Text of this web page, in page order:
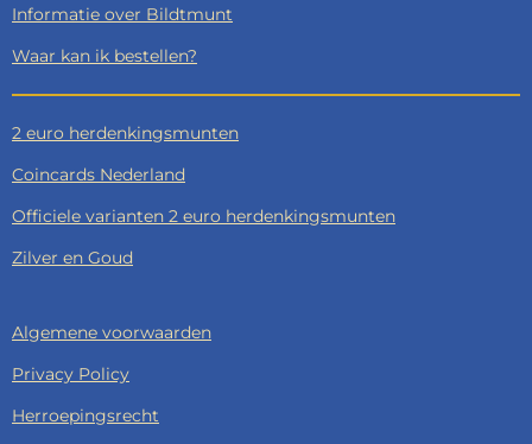
Informatie over Bildtmunt
Waar kan ik bestellen?
2 euro herdenkingsmunten
Coincards Nederland
Officiele varianten 2 euro herdenkingsmunten
Zilver en Goud
Algemene voorwaarden
Privacy Policy
Herroepingsrecht